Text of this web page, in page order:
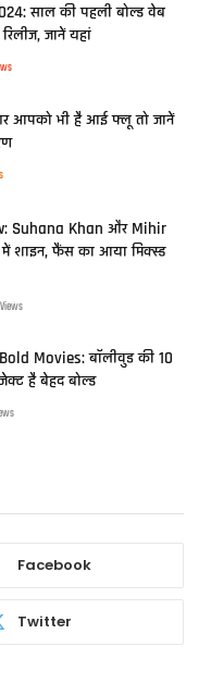
साल की पहली बोल्ड वेब
जानें यहां
आपको भी है आई फ्लू तो जानें
Suhana Khan और Mihir
शाइन, फैंस का आया मिक्स्ड
Views
Movies: बॉलीवुड की 10
है बेहद बोल्ड
Facebook
Twitter